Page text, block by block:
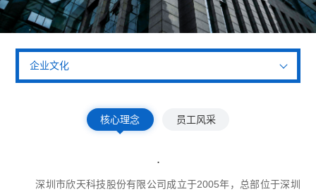
企业文化
核心理念 员工风采
.
深圳市欣天科技股份有限公司成立于2005年，总部位于深圳